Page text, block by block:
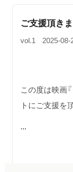
ご支援頂き
vol.1 2025-08-
この度は映画
トにご支援を
...